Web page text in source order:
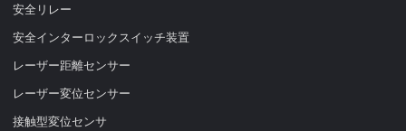
安全リレー
安全インターロックスイッチ装置
レーザー距離センサー
レーザー変位センサー
接触型変位センサ